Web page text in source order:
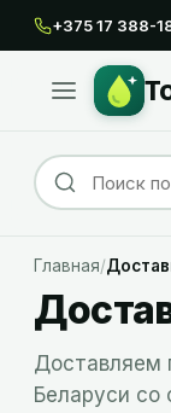
+375 17 388-
Главная/
Доставляем
Беларуси со